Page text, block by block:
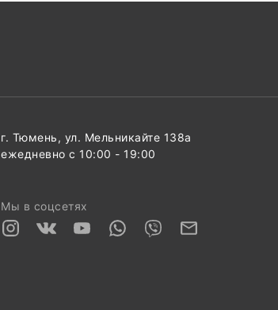
г. Тюмень, ул. Мельникайте 138а
ежедневно с 10:00 - 19:00
Мы в соцсетях